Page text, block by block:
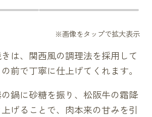
は、関西風の調理法を採用して
前で丁寧に仕上げてくれます。
鍋に砂糖を振り、松阪牛の霜降
げることで、肉本来の甘みを引